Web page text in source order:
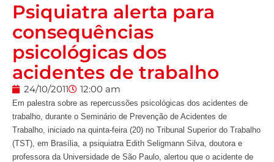
Psiquiatra alerta para
consequências
psicológicas dos
acidentes de trabalho
24/10/2011 12:00 am
Em palestra sobre as repercussões psicológicas dos acidentes de
trabalho, durante o Seminário de Prevenção de Acidentes de
Trabalho, iniciado na quinta-feira (20) no Tribunal Superior do Trabalho
(TST), em Brasília, a psiquiatra Edith Seligmann Silva, doutora e
professora da Universidade de São Paulo, alertou que o acidente de